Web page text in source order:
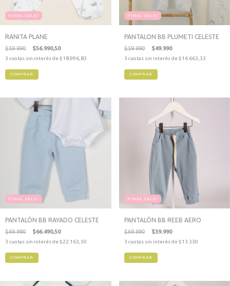
FINAL SALE!
RANITA PLANE
$59.990 $56.990,50
3 cuotas sin interés de$18.996,83
COMPRAR
FINAL SALE!
PANTALON BB PLUMETI CELESTE
$59.990 $49.990
3 cuotas sin interés de$16.663,33
COMPRAR
FINAL SALE!
PANTALÓN BB RAYADO CELESTE
$69.990 $66.490,50
3 cuotas sin interés de$22.163,50
COMPRAR
FINAL SALE!
PANTALÓN BB REEB AERO
$69.990 $39.990
3 cuotas sin interés de$13.330
COMPRAR